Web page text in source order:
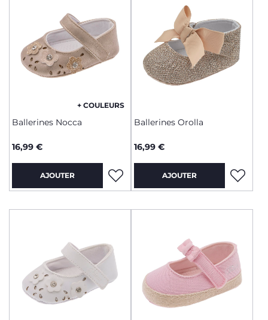
+ COULEURS
Ballerines Nocca
16,99 €
AJOUTER
Ballerines Orolla
16,99 €
AJOUTER